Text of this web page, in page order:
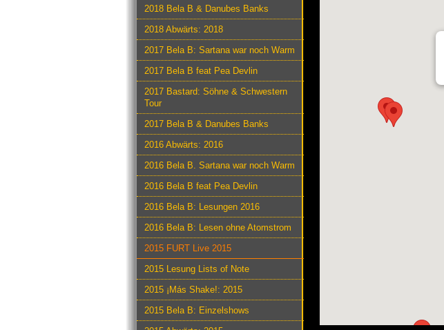
2018 Bela B & Danubes Banks
2018 Abwärts: 2018
2017 Bela B: Sartana war noch Warm
2017 Bela B feat Pea Devlin
2017 Bastard: Söhne & Schwestern
Tour
2017 Bela B & Danubes Banks
2016 Abwärts: 2016
2016 Bela B. Sartana war noch Warm
2016 Bela B feat Pea Devlin
2016 Bela B: Lesungen 2016
2016 Bela B: Lesen ohne Atomstrom
2015 FURT Live 2015
2015 Lesung Lists of Note
2015 ¡Más Shake!: 2015
2015 Bela B: Einzelshows